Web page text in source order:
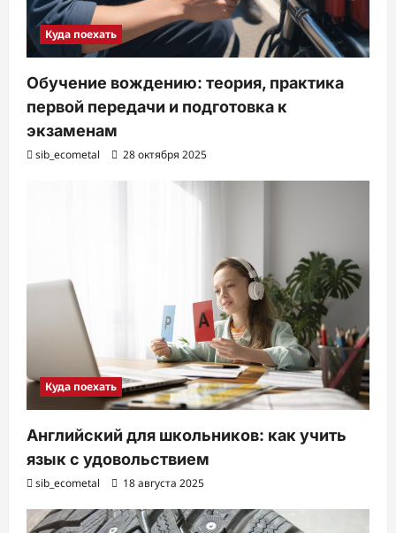
Куда поехать
Обучение вождению: теория, практика
первой передачи и подготовка к
экзаменам
sib_ecometal 28 октября 2025
Куда поехать
Английский для школьников: как учить
язык с удовольствием
sib_ecometal 18 августа 2025